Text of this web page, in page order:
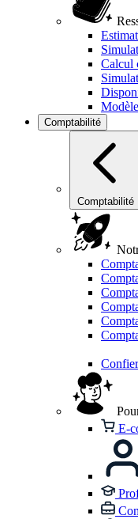
Calcul
Comptabilité
Comptabilité
E-